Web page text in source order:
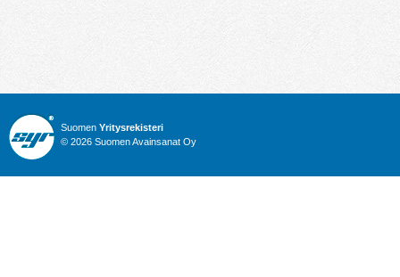
Suomen Yritysrekisteri
© 2026 Suomen Avainsanat Oy